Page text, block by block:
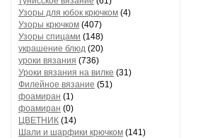
Узоры для юбок крючком (4)
Узоры крючком (407)
Узоры спицами (148)
украшение блюд (20)
уроки вязания (736)
Уроки вязания на вилке (31)
Филейное вязание (51)
фоамиран (1)
фоамиран (0)
ЦВЕТНИК (14)
Шали и шарфики крючком (141)